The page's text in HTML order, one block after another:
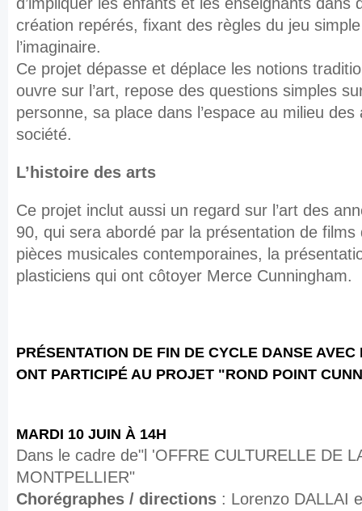
création repérés, fixant des règles du jeu
l’imaginaire.
Ce projet dépasse et déplace les notions
ouvre sur l’art, repose des questions simples
personne, sa place dans l’espace au milieu
société.
L’histoire des arts
Ce projet inclut aussi un regard sur l’art des
90, qui sera abordé par la présentation de films
pièces musicales contemporaines, la
plasticiens qui ont côtoyer Merce Cunningham.
PRÉSENTATION DE FIN DE CYCLE DANSE
ONT PARTICIPÉ AU PROJET "ROND POINT
MARDI 10 JUIN À 14H
Dans le cadre de"l 'OFFRE CULTURELLE DE
MONTPELLIER"
Chorégraphes / directions : Lorenzo DALLAI